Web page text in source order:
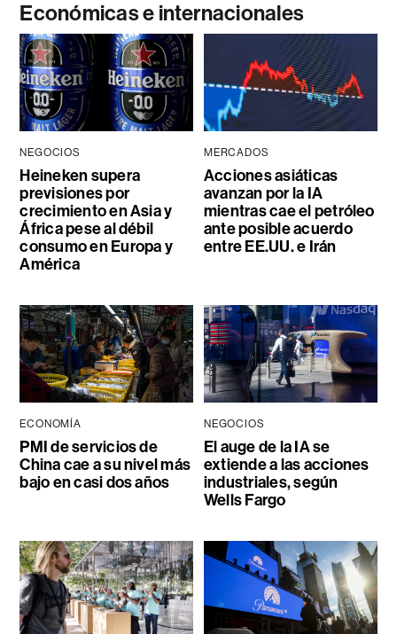
Económicas e internacionales
NEGOCIOS
Heineken supera
previsiones por
crecimiento en Asia y
África pese al débil
consumo en Europa y
América
MERCADOS
Acciones asiáticas
avanzan por la IA
mientras cae el petróleo
ante posible acuerdo
entre EE.UU. e Irán
ECONOMÍA
PMI de servicios de
China cae a su nivel más
bajo en casi dos años
NEGOCIOS
El auge de la IA se
extiende a las acciones
industriales, según
Wells Fargo